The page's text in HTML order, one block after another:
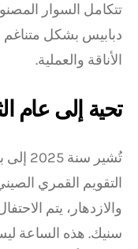
تتكامل السوار
دبابيس بشكل متناغم
الأناقة والعملية.
تحية إلى عام
تُشير سنة 2025 إلى بداية عام
التقويم القمري
والازدهار، يتم
سنيك. هذه الساعة